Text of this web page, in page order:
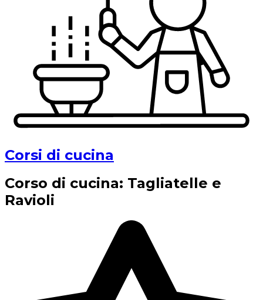
Corsi di cucina
Corso di cucina: Tagliatelle e
Ravioli